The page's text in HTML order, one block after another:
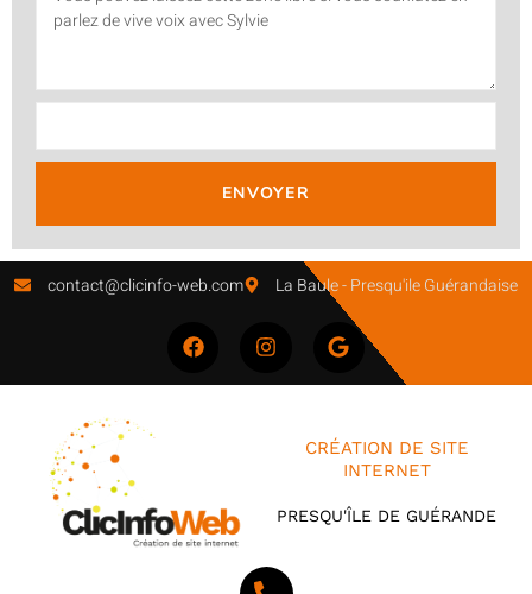
ENVOYER
contact@clicinfo-web.com La Baule - Presqu'ile Guérandaise
CRÉATION DE SITE
INTERNET
PRESQU'ÎLE DE GUÉRANDE